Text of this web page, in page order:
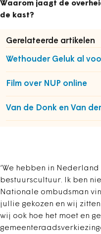
Waarom jaagt de
de kast?
Gerelateerde artikelen
Wethouder Geluk al
Film over NUP online
Van de Donk en Van
‘We hebben in
bestuurscultuur. Ik ben
Nationale ombudsman
jullie gekozen en wij
wij ook hoe het moet en